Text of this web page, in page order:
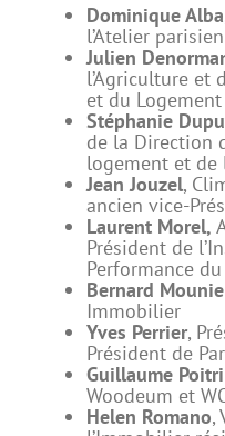
Dominique Alba
l’Atelier
Julien
l’Agriculture et
et du Logement
Stéphanie
de la Direction
logement et de
Jean Jouzel,
ancien vice-
Laurent Morel,
Président de
Performance
Bernard
Immobilier
Yves Perrier,
Président de
Guillaume
Woodeum et
Helen Romano,